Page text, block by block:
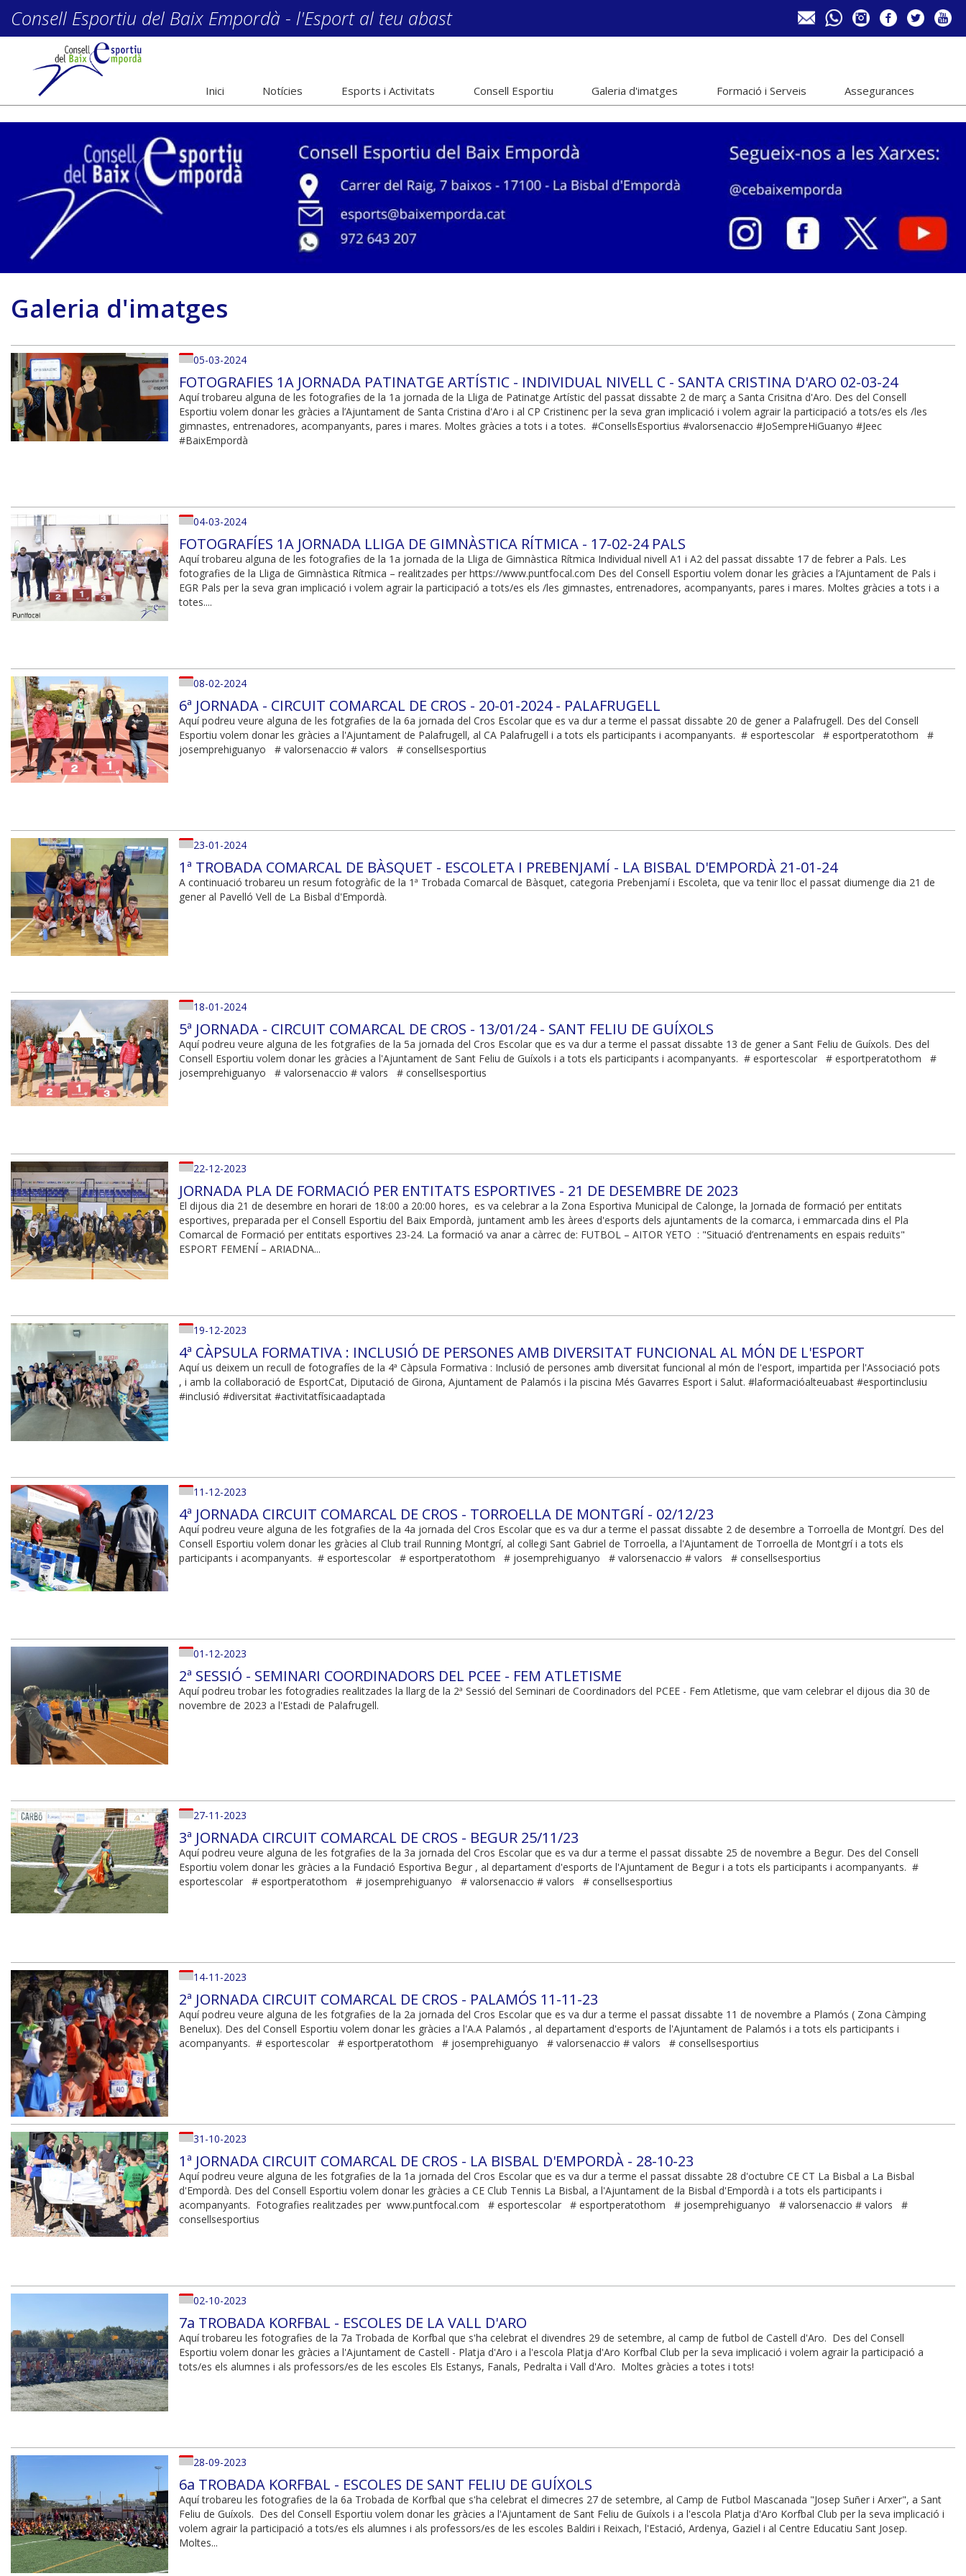
Consell Esportiu del Baix Empordà - l'Esport al teu abast
Inici Notícies Esports i Activitats Consell Esportiu Galeria d'imatges Formació i Serveis Assegurances
Galeria d'imatges
05-03-2024
FOTOGRAFIES 1A JORNADA PATINATGE ARTÍSTIC - INDIVIDUAL NIVELL C - SANTA CRISTINA D'ARO 02-03-24
Aquí trobareu alguna de les fotografies de la 1a jornada de la Lliga de Patinatge Artístic del passat dissabte 2 de març a Santa Crisitna d'Aro. Des del Consell
Esportiu volem donar les gràcies a l’Ajuntament de Santa Cristina d'Aro i al CP Cristinenc per la seva gran implicació i volem agrair la participació a tots/es els /les
gimnastes, entrenadores, acompanyants, pares i mares. Moltes gràcies a tots i a totes. #ConsellsEsportius #valorsenaccio #JoSempreHiGuanyo #Jeec
#BaixEmpordà
04-03-2024
FOTOGRAFÍES 1A JORNADA LLIGA DE GIMNÀSTICA RÍTMICA - 17-02-24 PALS
Aquí trobareu alguna de les fotografies de la 1a jornada de la Lliga de Gimnàstica Rítmica Individual nivell A1 i A2 del passat dissabte 17 de febrer a Pals. Les
fotografies de la Lliga de Gimnàstica Rítmica – realitzades per https://www.puntfocal.com Des del Consell Esportiu volem donar les gràcies a l’Ajuntament de Pals i
EGR Pals per la seva gran implicació i volem agrair la participació a tots/es els /les gimnastes, entrenadores, acompanyants, pares i mares. Moltes gràcies a tots i a
totes....
08-02-2024
6ª JORNADA - CIRCUIT COMARCAL DE CROS - 20-01-2024 - PALAFRUGELL
Aquí podreu veure alguna de les fotgrafies de la 6a jornada del Cros Escolar que es va dur a terme el passat dissabte 20 de gener a Palafrugell. Des del Consell
Esportiu volem donar les gràcies a l'Ajuntament de Palafrugell, al CA Palafrugell i a tots els participants i acompanyants. # esportescolar # esportperatothom #
josemprehiguanyo # valorsenaccio # valors # consellsesportius
23-01-2024
1ª TROBADA COMARCAL DE BÀSQUET - ESCOLETA I PREBENJAMÍ - LA BISBAL D'EMPORDÀ 21-01-24
A continuació trobareu un resum fotogràfic de la 1ª Trobada Comarcal de Bàsquet, categoria Prebenjamí i Escoleta, que va tenir lloc el passat diumenge dia 21 de
gener al Pavelló Vell de La Bisbal d'Empordà.
18-01-2024
5ª JORNADA - CIRCUIT COMARCAL DE CROS - 13/01/24 - SANT FELIU DE GUÍXOLS
Aquí podreu veure alguna de les fotgrafies de la 5a jornada del Cros Escolar que es va dur a terme el passat dissabte 13 de gener a Sant Feliu de Guíxols. Des del
Consell Esportiu volem donar les gràcies a l'Ajuntament de Sant Feliu de Guíxols i a tots els participants i acompanyants. # esportescolar # esportperatothom #
josemprehiguanyo # valorsenaccio # valors # consellsesportius
22-12-2023
JORNADA PLA DE FORMACIÓ PER ENTITATS ESPORTIVES - 21 DE DESEMBRE DE 2023
El dijous dia 21 de desembre en horari de 18:00 a 20:00 hores, es va celebrar a la Zona Esportiva Municipal de Calonge, la Jornada de formació per entitats
esportives, preparada per el Consell Esportiu del Baix Empordà, juntament amb les àrees d'esports dels ajuntaments de la comarca, i emmarcada dins el Pla
Comarcal de Formació per entitats esportives 23-24. La formació va anar a càrrec de: FUTBOL – AITOR YETO : "Situació d’entrenaments en espais reduïts"
ESPORT FEMENÍ – ARIADNA...
19-12-2023
4ª CÀPSULA FORMATIVA : INCLUSIÓ DE PERSONES AMB DIVERSITAT FUNCIONAL AL MÓN DE L'ESPORT
Aquí us deixem un recull de fotografíes de la 4ª Càpsula Formativa : Inclusió de persones amb diversitat funcional al món de l'esport, impartida per l'Associació pots
, i amb la col·laboració de EsportCat, Diputació de Girona, Ajuntament de Palamós i la piscina Més Gavarres Esport i Salut. #laformacióalteuabast #esportinclusiu
#inclusió #diversitat #activitatfísicaadaptada
11-12-2023
4ª JORNADA CIRCUIT COMARCAL DE CROS - TORROELLA DE MONTGRÍ - 02/12/23
Aquí podreu veure alguna de les fotgrafies de la 4a jornada del Cros Escolar que es va dur a terme el passat dissabte 2 de desembre a Torroella de Montgrí. Des del
Consell Esportiu volem donar les gràcies al Club trail Running Montgrí, al col·legi Sant Gabriel de Torroella, a l'Ajuntament de Torroella de Montgrí i a tots els
participants i acompanyants. # esportescolar # esportperatothom # josemprehiguanyo # valorsenaccio # valors # consellsesportius
01-12-2023
2ª SESSIÓ - SEMINARI COORDINADORS DEL PCEE - FEM ATLETISME
Aquí podreu trobar les fotogradies realitzades la llarg de la 2ª Sessió del Seminari de Coordinadors del PCEE - Fem Atletisme, que vam celebrar el dijous dia 30 de
novembre de 2023 a l'Estadi de Palafrugell.
27-11-2023
3ª JORNADA CIRCUIT COMARCAL DE CROS - BEGUR 25/11/23
Aquí podreu veure alguna de les fotgrafies de la 3a jornada del Cros Escolar que es va dur a terme el passat dissabte 25 de novembre a Begur. Des del Consell
Esportiu volem donar les gràcies a la Fundació Esportiva Begur , al departament d'esports de l'Ajuntament de Begur i a tots els participants i acompanyants. #
esportescolar # esportperatothom # josemprehiguanyo # valorsenaccio # valors # consellsesportius
14-11-2023
2ª JORNADA CIRCUIT COMARCAL DE CROS - PALAMÓS 11-11-23
Aquí podreu veure alguna de les fotgrafies de la 2a jornada del Cros Escolar que es va dur a terme el passat dissabte 11 de novembre a Plamós ( Zona Càmping
Benelux). Des del Consell Esportiu volem donar les gràcies a l'A.A Palamós , al departament d'esports de l'Ajuntament de Palamós i a tots els participants i
acompanyants. # esportescolar # esportperatothom # josemprehiguanyo # valorsenaccio # valors # consellsesportius
31-10-2023
1ª JORNADA CIRCUIT COMARCAL DE CROS - LA BISBAL D'EMPORDÀ - 28-10-23
Aquí podreu veure alguna de les fotgrafies de la 1a jornada del Cros Escolar que es va dur a terme el passat dissabte 28 d'octubre CE CT La Bisbal a La Bisbal
d'Empordà. Des del Consell Esportiu volem donar les gràcies a CE Club Tennis La Bisbal, a l'Ajuntament de la Bisbal d'Empordà i a tots els participants i
acompanyants. Fotografies realitzades per www.puntfocal.com # esportescolar # esportperatothom # josemprehiguanyo # valorsenaccio # valors #
consellsesportius
02-10-2023
7a TROBADA KORFBAL - ESCOLES DE LA VALL D'ARO
Aquí trobareu les fotografies de la 7a Trobada de Korfbal que s'ha celebrat el divendres 29 de setembre, al camp de futbol de Castell d'Aro. Des del Consell
Esportiu volem donar les gràcies a l'Ajuntament de Castell - Platja d'Aro i a l'escola Platja d'Aro Korfbal Club per la seva implicació i volem agrair la participació a
tots/es els alumnes i als professors/es de les escoles Els Estanys, Fanals, Pedralta i Vall d'Aro. Moltes gràcies a totes i tots!
28-09-2023
6a TROBADA KORFBAL - ESCOLES DE SANT FELIU DE GUÍXOLS
Aquí trobareu les fotografies de la 6a Trobada de Korfbal que s'ha celebrat el dimecres 27 de setembre, al Camp de Futbol Mascanada "Josep Suñer i Arxer", a Sant
Feliu de Guíxols. Des del Consell Esportiu volem donar les gràcies a l'Ajuntament de Sant Feliu de Guíxols i a l'escola Platja d'Aro Korfbal Club per la seva implicació i
volem agrair la participació a tots/es els alumnes i als professors/es de les escoles Baldiri i Reixach, l'Estació, Ardenya, Gaziel i al Centre Educatiu Sant Josep.
Moltes...